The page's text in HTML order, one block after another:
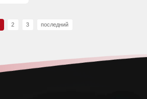
2 3 последний